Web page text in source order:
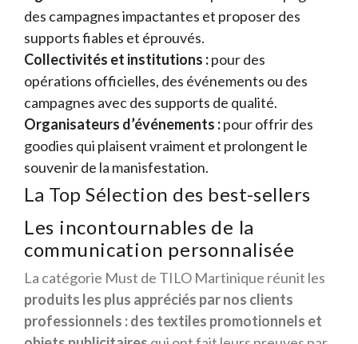
des campagnes impactantes et proposer des
supports fiables et éprouvés.
Collectivités et institutions :pour des
opérations officielles, des événements ou des
campagnes avec des supports de qualité.
Organisateurs d’événements :pour offrir des
goodies qui plaisent vraiment et prolongent le
souvenir de la manisfestation.
La Top Sélection des best-sellers
Les incontournables de la
communication personnalisée
La catégorie Must de TILO Martinique réunit les
produits les plus appréciés par nos clients
professionnels : des textiles promotionnels et